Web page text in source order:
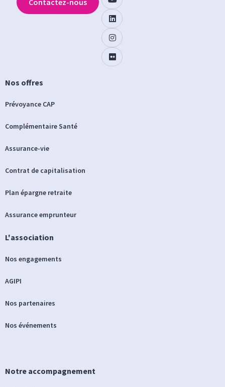
Nos offres
Prévoyance CAP
Complémentaire Santé
Assurance-vie
Contrat de capitalisation
Plan épargne retraite
Assurance emprunteur
L'association
Nos engagements
AGIPI
Nos partenaires
Nos événements
Notre accompagnement